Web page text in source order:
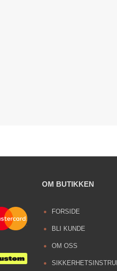
OM BUTIKKEN
FORSIDE
BLI KUNDE
OM OSS